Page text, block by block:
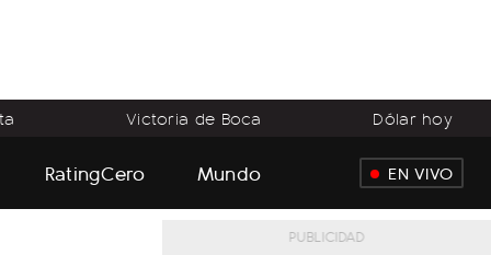
Victoria de Boca Dólar hoy
RatingCero Mundo EN VIVO